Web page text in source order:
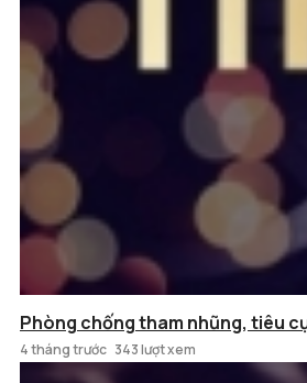
Phòng chống tham nhũng, tiêu
4 tháng trước 343 lượt xem